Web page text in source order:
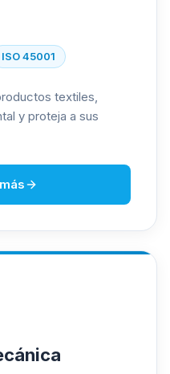
ISO 45001
textiles,
y proteja a sus